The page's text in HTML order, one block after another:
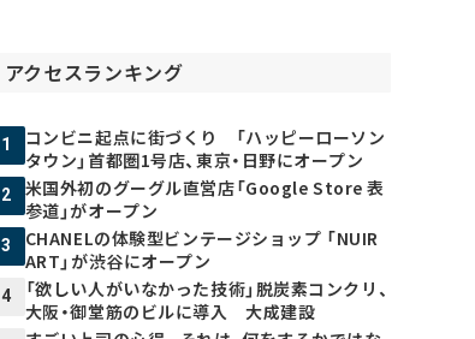
アクセスランキング
1
コンビニ起点に街づくり 「ハッピーローソン
タウン」首都圏1号店、東京・日野にオープン
2
米国外初のグーグル直営店「Google Store 表
参道」がオープン
3
CHANELの体験型ビンテージショップ 「NUIR
ART」が渋谷にオープン
4
「欲しい人がいなかった技術」脱炭素コンクリ、
大阪・御堂筋のビルに導入 大成建設